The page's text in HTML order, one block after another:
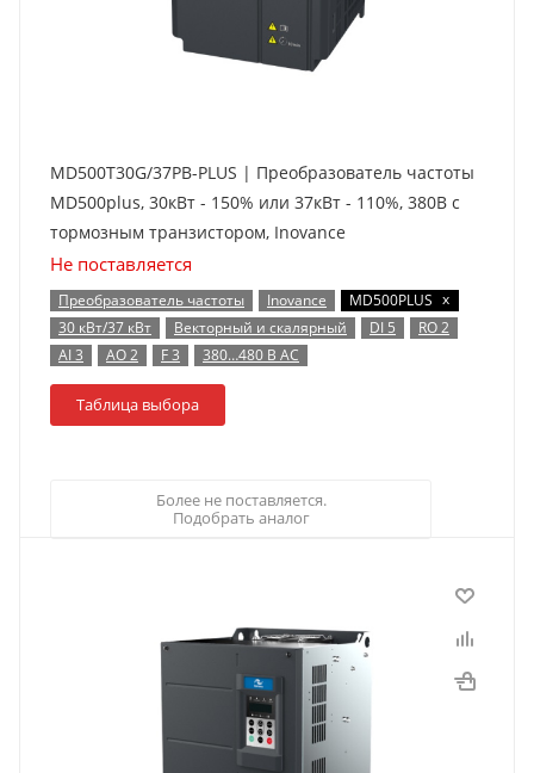
MD500T30G/37PB-PLUS | Преобразователь частоты
MD500plus, 30кВт - 150% или 37кВт - 110%, 380В с
тормозным транзистором, Inovance
Не поставляется
Преобразователь частоты Inovance MD500PLUS x
30 кВт/37 кВт
Векторный и скалярный DI 5
RO 2
AI 3
AO 2 F 3 380…480 В AC
Таблица выбора
Более не поставляется.
Подобрать аналог